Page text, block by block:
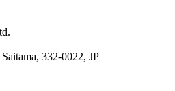
332-0022, JP